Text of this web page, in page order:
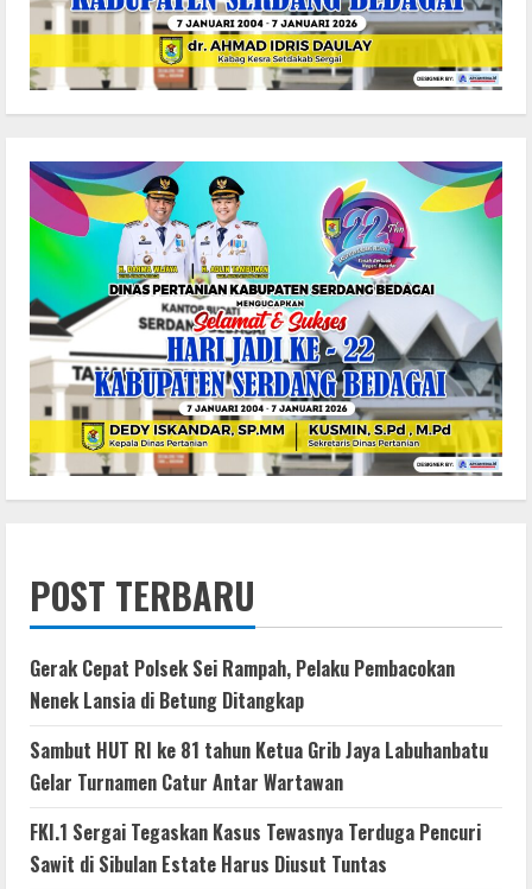
POST TERBARU
Gerak Cepat Polsek Sei Rampah, Pelaku Pembacokan
Nenek Lansia di Betung Ditangkap
Sambut HUT RI ke 81 tahun Ketua Grib Jaya Labuhanbatu
Gelar Turnamen Catur Antar Wartawan
FKI.1 Sergai Tegaskan Kasus Tewasnya Terduga Pencuri
Sawit di Sibulan Estate Harus Diusut Tuntas